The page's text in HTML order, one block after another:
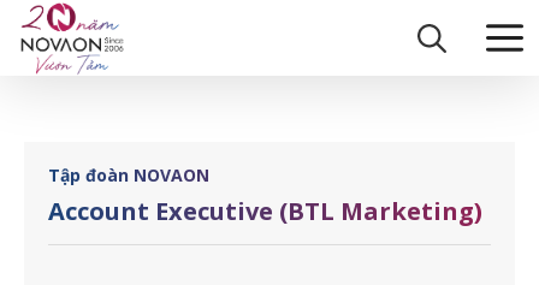
content
Trang chủ |
Tập đoàn NOVAON
Account Executive (BTL Marketing)